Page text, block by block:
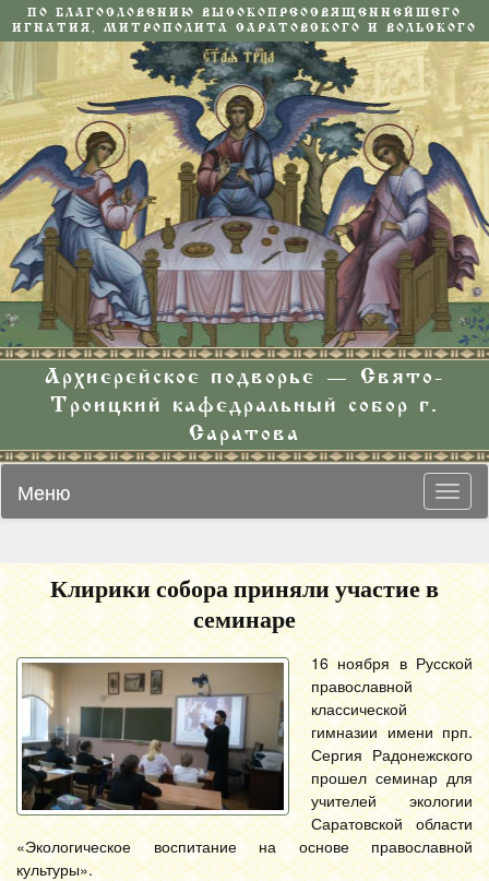
ПО БЛАГОСЛОВЕНИЮ ВЫСОКОПРЕОСВЯЩЕННЕЙШЕГО
ИГНАТИЯ, МИТРОПОЛИТА САРАТОВСКОГО И ВОЛЬСКОГО
Архиерейское подворье — Свято-
Троицкий кафедральный собор г.
Саратова
Меню
Клирики собора приняли участие в
семинаре
16 ноября в Русской
православной
классической
гимназии имени прп.
Сергия Радонежского
прошел семинар для
учителей экологии
Саратовской области
«Экологическое воспитание на основе православной
культуры».